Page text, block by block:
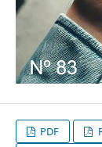
PDF